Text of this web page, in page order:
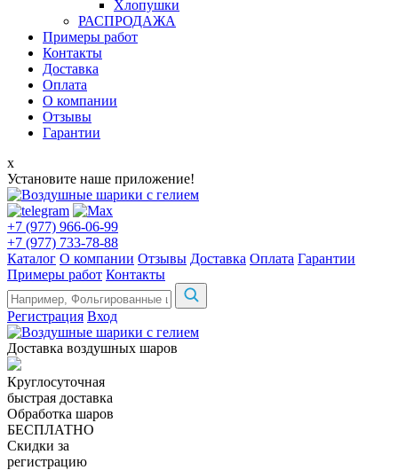
Хлопушки
РАСПРОДАЖА
Примеры работ
Контакты
Доставка
Оплата
О компании
Отзывы
Гарантии
x
Установите наше приложение!
+7 (977) 966-06-99
+7 (977) 733-78-88
Каталог О компании Отзывы Доставка Оплата Гарантии
Примеры работ Контакты
Регистрация Вход
Доставка воздушных шаров
Круглосуточная
быстрая доставка
Обработка шаров
БЕСПЛАТНО
Скидки за
регистрацию